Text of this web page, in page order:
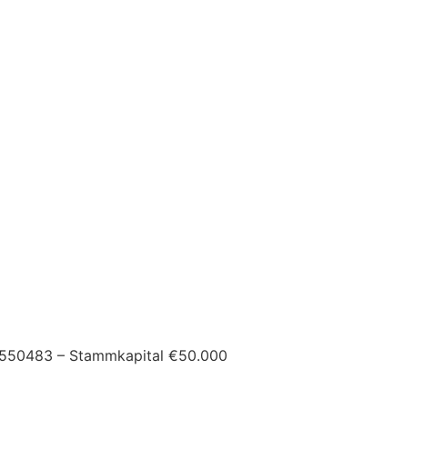
– Stammkapital €50.000